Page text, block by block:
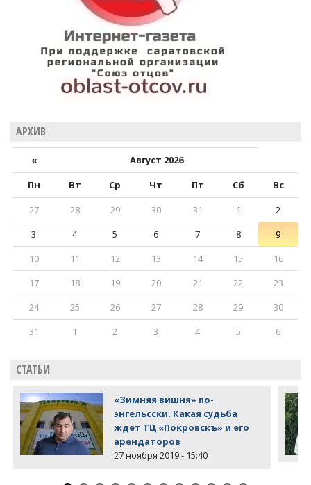
АРХИВ
«
Август 2026
Пн
Вт Ср Чт Пт Сб
Вс
27
28 29 30 31 1
2
3
4 5 6 7 8
9
10
11 12 13 14 15
16
17
18 19 20 21 22
23
24
25 26 27 28 29
30
31
1 2 3 4 5 6
СТАТЬИ
«Зимняя вишня» по-
энгельсски. Какая судьба
ждет ТЦ «Покровскъ» и его
арендаторов
27 ноября 2019 - 15:40